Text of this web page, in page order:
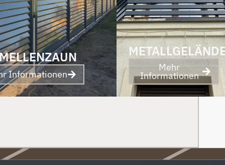
uns! PS Nach Fertigstellung, gab es zum Dank
und Abschied sogar noch ein Paket mit
leckerem Honig. Danke auch dafür!
Informationen
Mehr
Informationen